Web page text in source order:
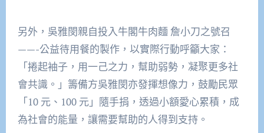
另外，吳雅閔親自投入牛閣牛肉麵 詹小刀之號召
——-公益待用餐的製作，以實際行動呼籲大家：
「捲起袖子，用一己之力，幫助弱勢，凝聚更多社
會共識。」籌備方吳雅閔亦發揮想像力，鼓勵民眾
「10 元、100 元」隨手捐，透過小額愛心累積，成
為社會的能量，讓需要幫助的人得到支持。